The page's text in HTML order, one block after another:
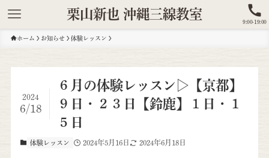
栗山新也 沖縄三線教室
9:00-19:00
ホーム お知らせ 体験レッスン
６月の体験レッスン▷【京都】
９日・２３日【鈴鹿】１日・１
５日
2024
6/18
体験レッスン 2024年5月16日 2024年6月18日